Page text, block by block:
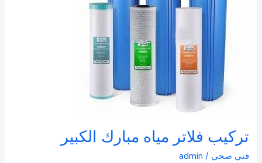
تركيب فلاتر مياه مبارك الكبير
فني صحي /
admin